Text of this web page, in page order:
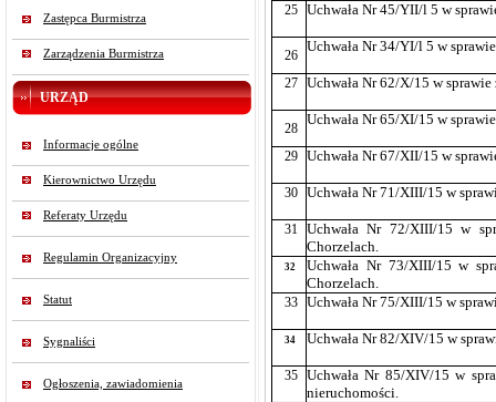
Zastępca Burmistrza
Zarządzenia Burmistrza
URZĄD
Informacje ogólne
Kierownictwo Urzędu
Referaty Urzędu
Regulamin Organizacyjny
Statut
Sygnaliści
Ogłoszenia, zawiadomienia
25 Uchwała Nr 45/YII/l 5 w
26
Uchwała Nr 34/YI/l 5 w
27 Uchwała Nr 62/X/15 w
28
Uchwała Nr 65/XI/15 w
29 Uchwała Nr 67/XII/15 w
30 Uchwała Nr 71/XIII/15 w
31
Uchwała Nr 72/XIII/15 w
Chorzelach.
32
Uchwała Nr 73/XIII/15 w
Chorzelach.
33
Uchwała Nr 75/XIII/15 w
34 Uchwała Nr 82/XIV/15 w
35
Uchwała Nr 85/XIV/15 w
nieruchomości.